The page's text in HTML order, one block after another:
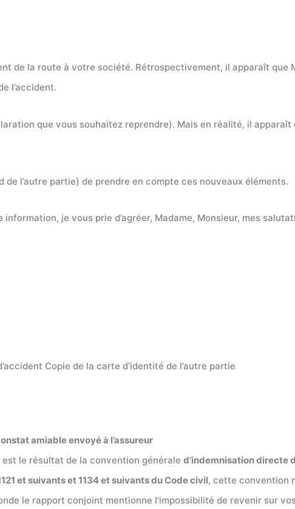
de la route à votre société. Rétrospectivement, il apparaît
l’accident.
que vous souhaitez reprendre). Mais en réalité, il
de l’autre partie) de prendre en compte ces nouveaux éléments.
je vous prie d’agréer, Madame, Monsieur, mes
Copie de la carte d’identité de l’autre partie
amiable envoyé à l’assureur
est le résultat de la convention générale d’indemnisation directe
et suivants et 1134 et suivants du Code civil, cette convention
le rapport conjoint mentionne l’impossibilité de revenir sur